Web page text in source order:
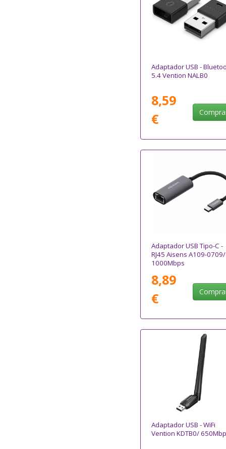
Adaptador USB -
5.4 Vention NALB0
8,59
€
Adaptador USB Tipo-C -
RJ45 Aisens A109-0709/
1000Mbps
8,89
€
Adaptador USB - WiFi
Vention KDTB0/